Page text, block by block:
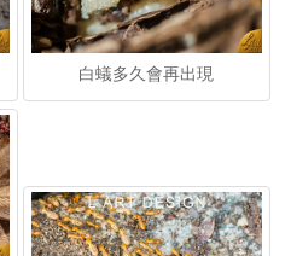
白蟻多久會再出現